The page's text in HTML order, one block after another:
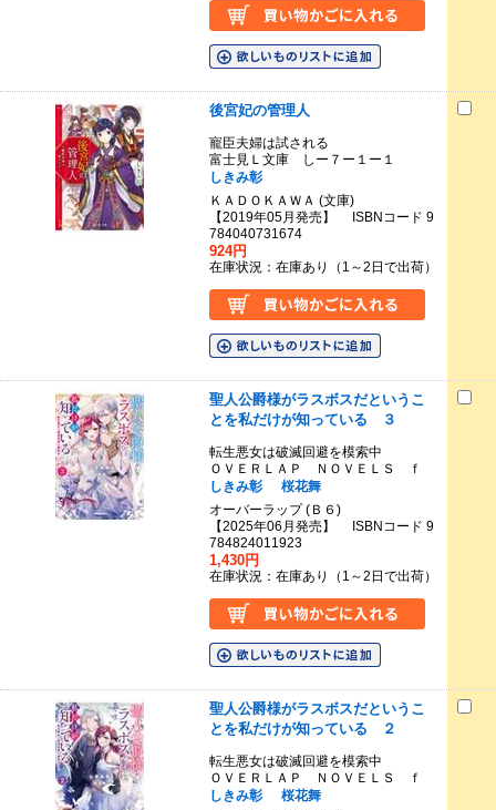
後宮妃の管理人
寵臣夫婦は試される
富士見Ｌ文庫 しー７ー１ー１
しきみ彰
ＫＡＤＯＫＡＷＡ (文庫)
【2019年05月発売】 ISBNコード 9
784040731674
924円
在庫状況：在庫あり（1～2日で出荷）
聖人公爵様がラスボスだというこ
とを私だけが知っている ３
転生悪女は破滅回避を模索中
ＯＶＥＲＬＡＰ ＮＯＶＥＬＳ ｆ
しきみ彰
桜花舞
オーバーラップ (Ｂ６)
【2025年06月発売】 ISBNコード 9
784824011923
1,430円
在庫状況：在庫あり（1～2日で出荷）
聖人公爵様がラスボスだというこ
とを私だけが知っている ２
転生悪女は破滅回避を模索中
ＯＶＥＲＬＡＰ ＮＯＶＥＬＳ ｆ
しきみ彰
桜花舞